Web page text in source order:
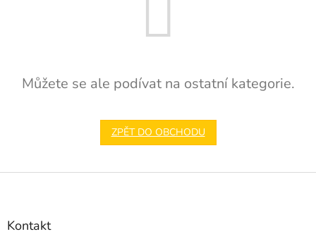
Můžete se ale podívat na ostatní kategorie.
ZPĚT DO OBCHODU
Z
Kontakt